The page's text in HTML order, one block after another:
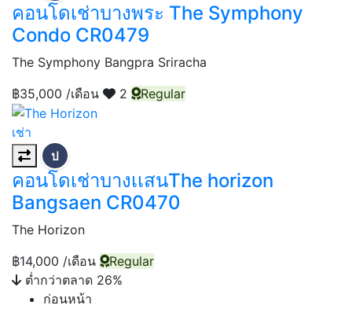
คอนโดเช่าบางพระ The Symphony
Condo CR0479
The Symphony Bangpra Sriracha
฿35,000 /เดือน 2 Regular
เช่า
ป
คอนโดเช่าบางเเสนThe horizon
Bangsaen CR0470
The Horizon
฿14,000 /เดือน
Regular
ต่ำกว่าตลาด 26%
ก่อนหน้า